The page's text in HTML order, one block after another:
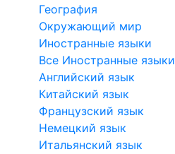
География
Окружающий мир
Иностранные языки
Все Иностранные языки
Английский язык
Китайский язык
Французский язык
Немецкий язык
Итальянский язык